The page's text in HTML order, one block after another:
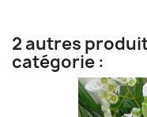
2 autres
catégorie :